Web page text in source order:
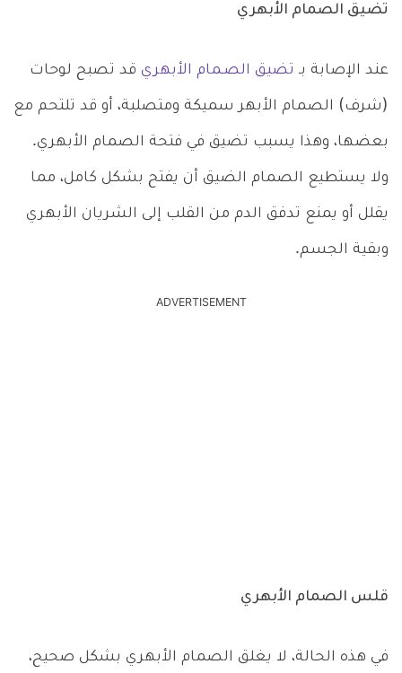
تضيق الصمام الأبهري
عند الإصابة بـ تضيق الصـمام الأبهري قد تصبح لوحات
(شرف) الصمام الأبهر سميكة ومتصلبة، أو قد تلتحم مع
بعضها، وهذا يسبب تضيق في فتحة الصمام الأبهري.
ولا يستطيع الصمام الضيق أن يفتح بشكل كامل، مما
يقلل أو يمنع تدفق الدم من القلب إلى الشريان الأبهري
وبقية الجسم.
ADVERTISEMENT
قلس الصمام الأبهري
في هذه الحالة، لا يغلق الصمام الأبهري بشكل صحيح،